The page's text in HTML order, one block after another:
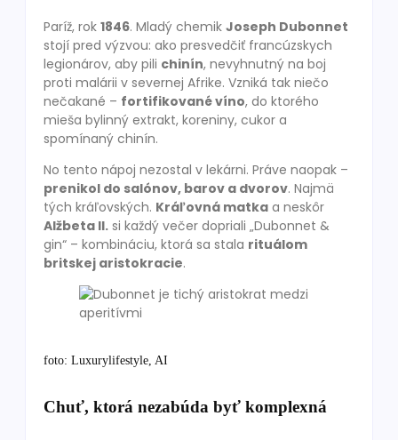
Paríž, rok 1846. Mladý chemik Joseph Dubonnet
stojí pred výzvou: ako presvedčiť francúzskych
legionárov, aby pili chinín, nevyhnutný na boj
proti malárii v severnej Afrike. Vzniká tak niečo
nečakané – fortifikované víno, do ktorého
mieša bylinný extrakt, koreniny, cukor a
spomínaný chinín.
No tento nápoj nezostal v lekárni. Práve naopak –
prenikol do salónov, barov a dvorov. Najmä
tých kráľovských. Kráľovná matka a neskôr
Alžbeta II. si každý večer dopriali „Dubonnet &
gin“ – kombináciu, ktorá sa stala rituálom
britskej aristokracie.
foto: Luxurylifestyle, AI
Chuť, ktorá nezabúda byť komplexná